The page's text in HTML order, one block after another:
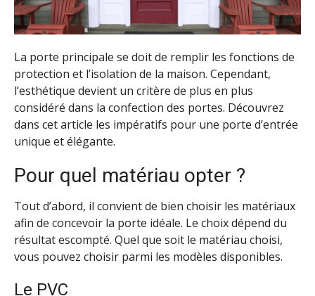
La porte principale se doit de remplir les fonctions de
protection et l’isolation de la maison. Cependant,
l’esthétique devient un critère de plus en plus
considéré dans la confection des portes. Découvrez
dans cet article les impératifs pour une porte d’entrée
unique et élégante.
Pour quel matériau opter ?
Tout d’abord, il convient de bien choisir les matériaux
afin de concevoir la porte idéale. Le choix dépend du
résultat escompté. Quel que soit le matériau choisi,
vous pouvez choisir parmi les modèles disponibles.
Le PVC